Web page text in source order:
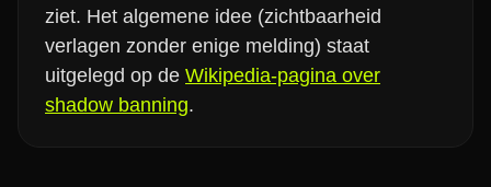
ziet. Het algemene idee (zichtbaarheid
verlagen zonder enige melding) staat
uitgelegd op de Wikipedia-pagina over
shadow banning.